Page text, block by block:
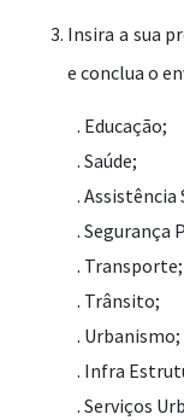
Insira a sua
e conclua o
. Educação;
. Saúde;
. Assistência
. Segurança
. Transporte;
. Trânsito;
. Urbanismo;
. Infra
. Serviços